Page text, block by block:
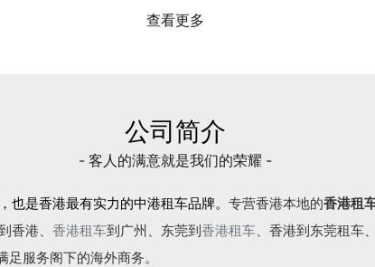
查看更多
公司简介
- 客人的满意就是我们的荣耀 -
也是香港最有实力的中港租车品牌。 专营香港本地的香港租
香港、 香港租车到广州、东莞到 香港租车 、香港到东莞租车
服务阁下的海外商务。